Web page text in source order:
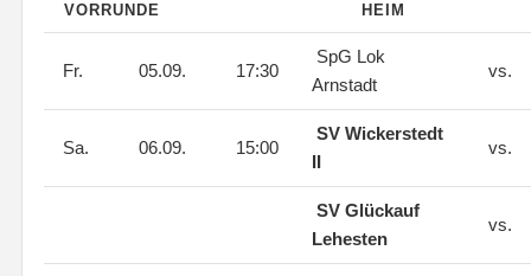
VORRUNDE HEIM
Fr. 05.09. 17:30
SpG Lok
Arnstadt
vs.
Sa. 06.09. 15:00
SV Wickerstedt
II
vs.
SV Glückauf
Lehesten
vs.